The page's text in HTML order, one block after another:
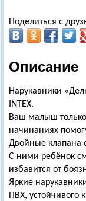
Поделиться с
Описание
Нарукавники
INTEX.
Ваш малыш только
начинаниях
Двойные клапана
С ними ребёнок
избавится от
Яркие
ПВХ,